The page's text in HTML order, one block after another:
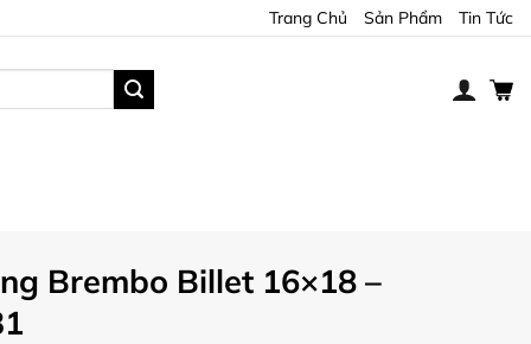
Trang Chủ Sản Phẩm Tin Tức
Brembo Billet 16×18 –